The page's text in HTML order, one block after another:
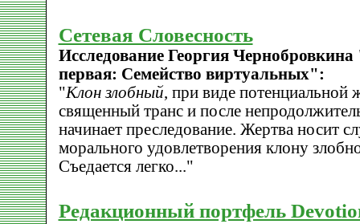
Сетевая Словесность
Исследование Георгия
первая: Семейство виртуальных":
"Клон злобный, при виде потенциальной
священный транс и после
начинает преследование. Жертва носит
морального удовлетворения клону
Съедается легко..."
Редакционный портфель